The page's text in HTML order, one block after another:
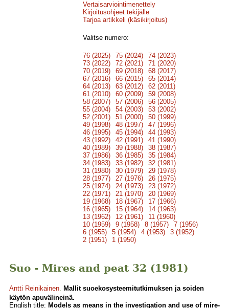
Vertaisarviointimenettely
Kirjoitusohjeet tekijälle
Tarjoa artikkeli (käsikirjoitus)
Valitse numero:
76 (2025) 75 (2024)
74 (2023)
73 (2022)
72 (2021)
71 (2020)
70 (2019)
69 (2018)
68 (2017)
67 (2016)
66 (2015)
65 (2014)
64 (2013)
63 (2012)
62 (2011)
61 (2010)
60 (2009)
59 (2008)
58 (2007)
57 (2006)
56 (2005)
55 (2004)
54 (2003)
53 (2002)
52 (2001)
51 (2000)
50 (1999)
49 (1998)
48 (1997)
47 (1996)
46 (1995)
45 (1994)
44 (1993)
43 (1992)
42 (1991)
41 (1990)
40 (1989)
39 (1988)
38 (1987)
37 (1986)
36 (1985)
35 (1984)
34 (1983)
33 (1982)
32 (1981)
31 (1980)
30 (1979)
29 (1978)
28 (1977)
27 (1976)
26 (1975)
25 (1974)
24 (1973)
23 (1972)
22 (1971)
21 (1970)
20 (1969)
19 (1968)
18 (1967)
17 (1966)
16 (1965)
15 (1964)
14 (1963)
13 (1962)
12 (1961)
11 (1960)
10 (1959)
9 (1958) 8 (1957)
7 (1956)
6 (1955)
5 (1954) 4 (1953)
3 (1952)
2 (1951)
1 (1950)
Suo - Mires and peat 32 (1981)
Antti Reinikainen. Mallit suoekosysteemitutkimuksen ja soiden
käytön apuvälineinä.
English title: Models as means in the investigation and use of mire-